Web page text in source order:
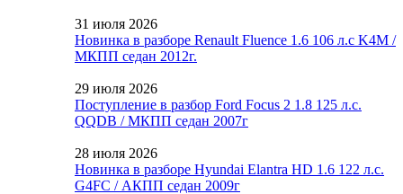
31 июля 2026
Новинка в разборе Renault Fluence 1.6 106 л.с K4M /
МКПП седан 2012г.
29 июля 2026
Поступление в разбор Ford Focus 2 1.8 125 л.с.
QQDB / МКПП седан 2007г
28 июля 2026
Новинка в разборе Hyundai Elantra HD 1.6 122 л.с.
G4FC / АКПП седан 2009г